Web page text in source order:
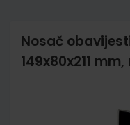
Nosač
149x80x211